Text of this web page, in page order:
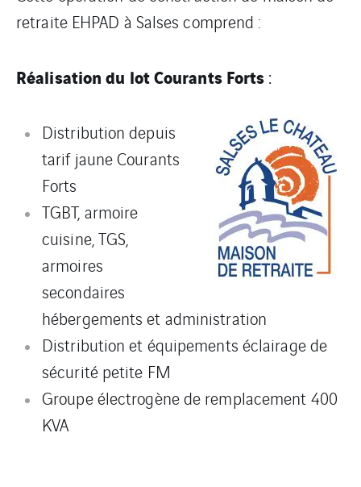
retraite EHPAD à Salses comprend :
Réalisation du lot Courants Forts :
Distribution depuis
tarif jaune Courants
Forts
TGBT, armoire
cuisine, TGS,
armoires
secondaires
hébergements et administration
Distribution et équipements éclairage de
sécurité petite FM
Groupe électrogène de remplacement 400
KVA